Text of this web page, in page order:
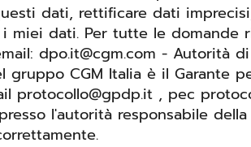
dati, rettificare dati
dei dati, si prega di contattare: Data Protection
dpo.it@cgm.com - Autorità
gruppo CGM Italia è il Garante
, pec
l'autorità responsabile